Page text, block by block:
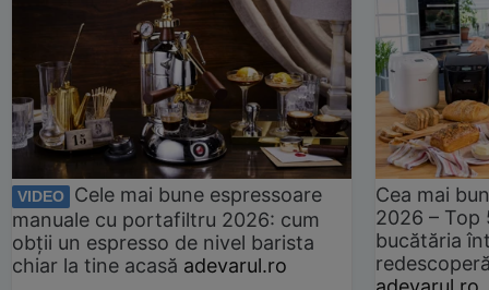
VIDEO
Cele mai bune espressoare
manuale cu portafiltru 2026: cum
obții un espresso de nivel barista
chiar la tine acasă adevarul.ro
Cea mai
2026 –
bucătăria